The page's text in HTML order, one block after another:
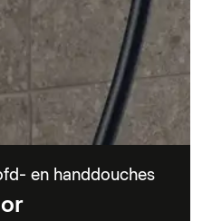
en handdouches